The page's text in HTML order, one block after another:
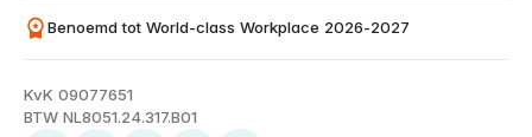
Benoemd tot World-class Workplace 2026-2027
KvK 09077651
BTW NL8051.24.317.B01